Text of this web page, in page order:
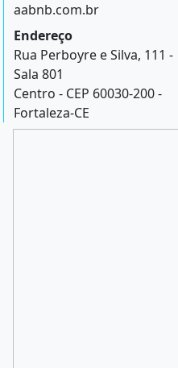
aabnb.com.br
Endereço
Rua Perboyre e Silva, 111 -
Sala 801
Centro - CEP 60030-200 -
Fortaleza-CE